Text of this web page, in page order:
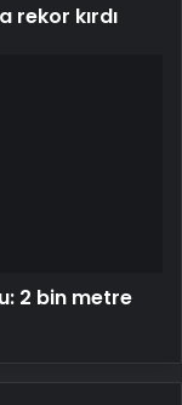
rekor kırdı
2 bin metre